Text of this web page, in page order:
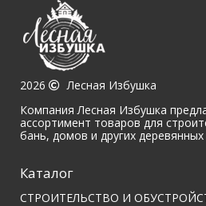
2026
Лесная Избушка
Компания Лесная Избушка
ассортимент товаров для
бань, домов и других
Каталог
СТРОИТЕЛЬСТВО И